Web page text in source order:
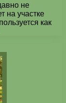
не
на участке
как